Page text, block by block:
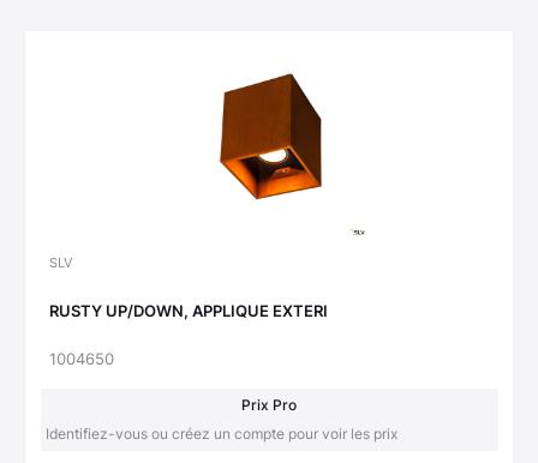
SLV
RUSTY UP/DOWN, APPLIQUE EXTERI
1004650
Prix Pro
Identifiez-vous ou créez un compte pour voir les prix